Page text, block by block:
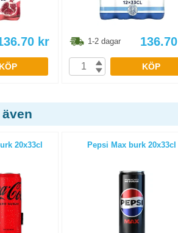
kr
KÖP
1-2 dagar 136.70
KÖP
20x33cl Pepsi Max burk 20x33cl